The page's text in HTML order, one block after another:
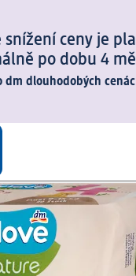
snížení ceny je
po dobu 4
dm dlouhodobých